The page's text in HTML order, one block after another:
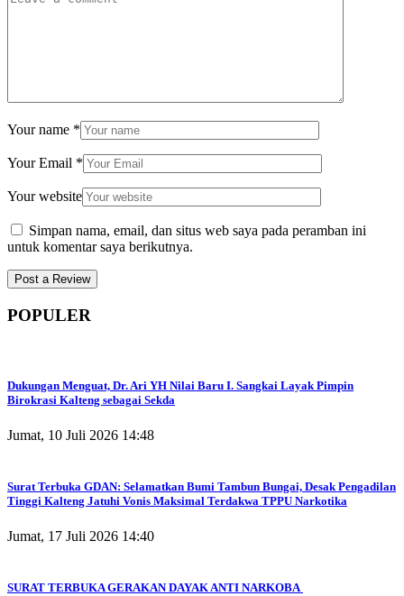
Your name *
Your Email *
Your website
Simpan nama, email, dan situs web saya pada peramban ini
untuk komentar saya berikutnya.
POPULER
Dukungan Menguat, Dr. Ari YH Nilai Baru I. Sangkai Layak Pimpin
Birokrasi Kalteng sebagai Sekda
Jumat, 10 Juli 2026 14:48
Surat Terbuka GDAN: Selamatkan Bumi Tambun Bungai, Desak Pengadilan
Tinggi Kalteng Jatuhi Vonis Maksimal Terdakwa TPPU Narkotika
Jumat, 17 Juli 2026 14:40
SURAT TERBUKA GERAKAN DAYAK ANTI NARKOBA